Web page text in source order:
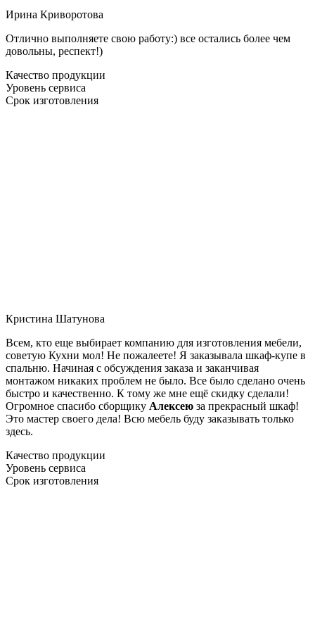
Ирина Криворотова
Отлично выполняете свою работу:) все остались более чем
довольны, респект!)
Качество продукции
Уровень сервиса
Срок изготовления
Кристина Шатунова
Всем, кто еще выбирает компанию для изготовления мебели,
советую Кухни мол! Не пожалеете! Я заказывала шкаф-купе в
спальню. Начиная с обсуждения заказа и заканчивая
монтажом никаких проблем не было. Все было сделано очень
быстро и качественно. К тому же мне ещё скидку сделали!
Огромное спасибо сборщику Алексею за прекрасный шкаф!
Это мастер своего дела! Всю мебель буду заказывать только
здесь.
Качество продукции
Уровень сервиса
Срок изготовления